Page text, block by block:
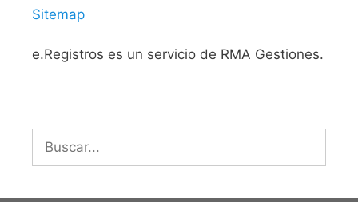
Sitemap
e.Registros es un servicio de RMA Gestiones.
Buscar: